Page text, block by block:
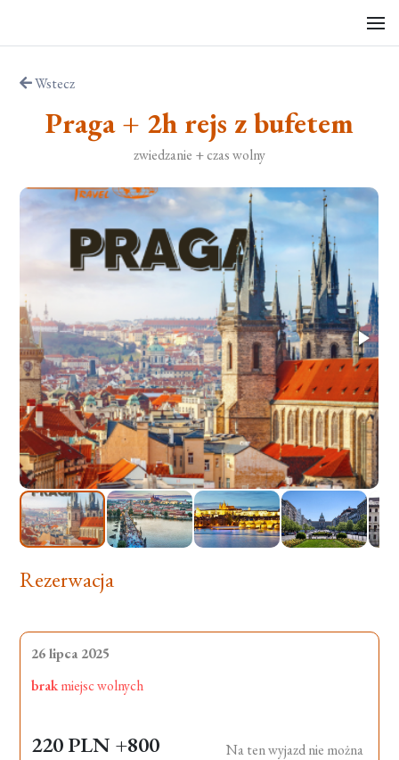
Wstecz
Praga + 2h rejs z bufetem
zwiedzanie + czas wolny
Rezerwacja
26 lipca 2025
brakmiejsc wolnych
220 PLN +800
Na ten wyjazd nie można